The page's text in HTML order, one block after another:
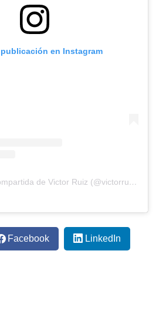
publicación en Instagram
Una publicación compartida de Victor Ruiz (@victorruizesp)
Facebook LinkedIn